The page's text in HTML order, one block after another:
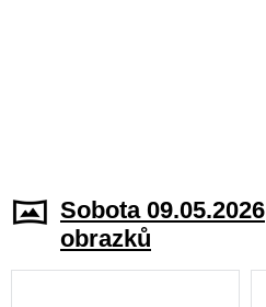
Sobota 09.05.2026
obrazků